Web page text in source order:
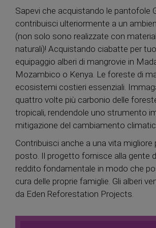
Sapevi che acquistando le pantofole
contribuisci ulteriormente a un
(non solo sono realizzate con
naturali)! Acquistando ciabatte per
equipaggio alberi di mangrovie in
Mozambico o Kenya. Le foreste di
ecosistemi costieri essenziali.
quattro volte più carbonio delle
tropicali, rendendole uno strumento
mitigazione del cambiamento
Contribuisci anche a una vita migliore
posto. Il progetto fornisce alla gente
reddito fondamentale in modo che
cura delle proprie famiglie. Gli alberi
da Eden Reforestation Projects.